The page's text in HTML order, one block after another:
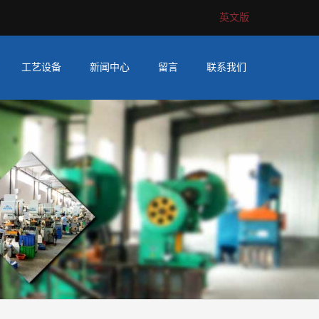
英文版
工艺设备 新闻中心 留言 联系我们